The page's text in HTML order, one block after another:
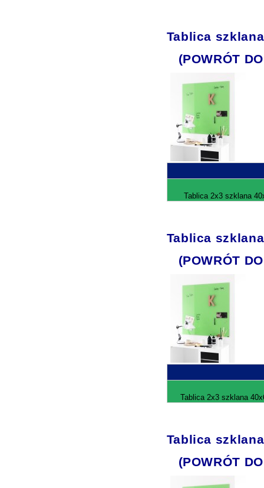
Tablica
(POWRÓT
Tablica 2x3 szklana
Tablica
(POWRÓT
Tablica 2x3 szklana
Tablica
(POWRÓT